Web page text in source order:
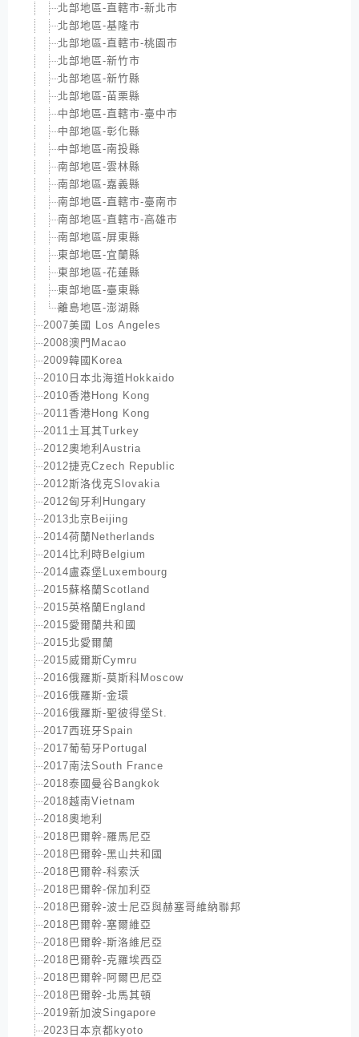
北部地區-直轄市-新北市
北部地區-基隆市
北部地區-直轄市-桃園市
北部地區-新竹市
北部地區-新竹縣
北部地區-苗栗縣
中部地區-直轄市-臺中市
中部地區-彰化縣
中部地區-南投縣
南部地區-雲林縣
南部地區-嘉義縣
南部地區-直轄市-臺南市
南部地區-直轄市-高雄市
南部地區-屏東縣
東部地區-宜蘭縣
東部地區-花蓮縣
東部地區-臺東縣
離島地區-澎湖縣
2007美國 Los Angeles
2008澳門Macao
2009韓國Korea
2010日本北海道Hokkaido
2010香港Hong Kong
2011香港Hong Kong
2011土耳其Turkey
2012奧地利Austria
2012捷克Czech Republic
2012斯洛伐克Slovakia
2012匈牙利Hungary
2013北京Beijing
2014荷蘭Netherlands
2014比利時Belgium
2014盧森堡Luxembourg
2015蘇格蘭Scotland
2015英格蘭England
2015愛爾蘭共和國
2015北愛爾蘭
2015威爾斯Cymru
2016俄羅斯-莫斯科Moscow
2016俄羅斯-金環
2016俄羅斯-聖彼得堡St.
2017西班牙Spain
2017葡萄牙Portugal
2017南法South France
2018泰國曼谷Bangkok
2018越南Vietnam
2018奧地利
2018巴爾幹-羅馬尼亞
2018巴爾幹-黑山共和國
2018巴爾幹-科索沃
2018巴爾幹-保加利亞
2018巴爾幹-波士尼亞與赫塞哥維納聯邦
2018巴爾幹-塞爾維亞
2018巴爾幹-斯洛維尼亞
2018巴爾幹-克羅埃西亞
2018巴爾幹-阿爾巴尼亞
2018巴爾幹-北馬其頓
2019新加波Singapore
2023日本京都kyoto